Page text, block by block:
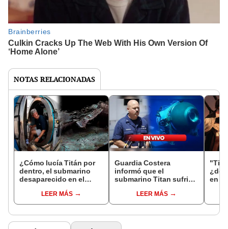
NOTAS RELACIONADAS
¿Cómo lucía Titán por
dentro, el submarino
desaparecido en el
LEER MÁS
Guardia Costera
informó que el
submarino Titan sufrió
“catastrófica”
LEER MÁS
en